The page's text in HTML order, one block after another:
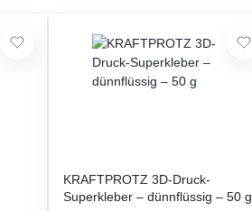
KRAFTPROTZ 3D-Druck-
Superkleber – dünnflüssig – 50 g